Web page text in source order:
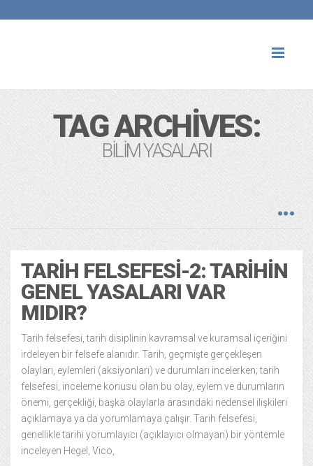
TAG ARCHIVES:
BILIM YASALARI
TARIH FELSEFESI-2: TARIHIN
GENEL YASALARI VAR
MIDIR?
Tarih felsefesi, tarih disiplinin kavramsal ve kuramsal içeriğini
irdeleyen bir felsefe alanıdır. Tarih, geçmişte gerçekleşen
olayları, eylemleri (aksiyonları) ve durumları incelerken; tarih
felsefesi, inceleme konusu olan bu olay, eylem ve durumların
önemi, gerçekliği, başka olaylarla arasındaki nedensel ilişkileri
açıklamaya ya da yorumlamaya çalışır. Tarih felsefesi,
genellikle tarihi yorumlayıcı (açıklayıcı olmayan) bir yöntemle
inceleyen Hegel, Vico,